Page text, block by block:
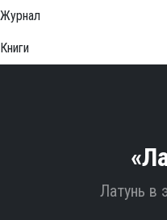
Журнал
Книги
Латунь в